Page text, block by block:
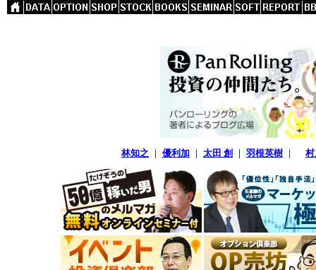
林知之 ｜ 優利加 ｜ 太田 創 ｜ 羽根英樹 ｜